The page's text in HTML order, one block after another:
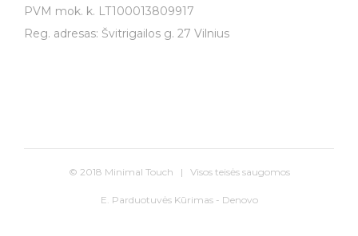
PVM mok. k. LT100013809917
Reg. adresas: Švitrigailos g. 27 Vilnius
© 2018 Minimal Touch | Visos teisės saugomos
E. Parduotuvės Kūrimas - Denovo